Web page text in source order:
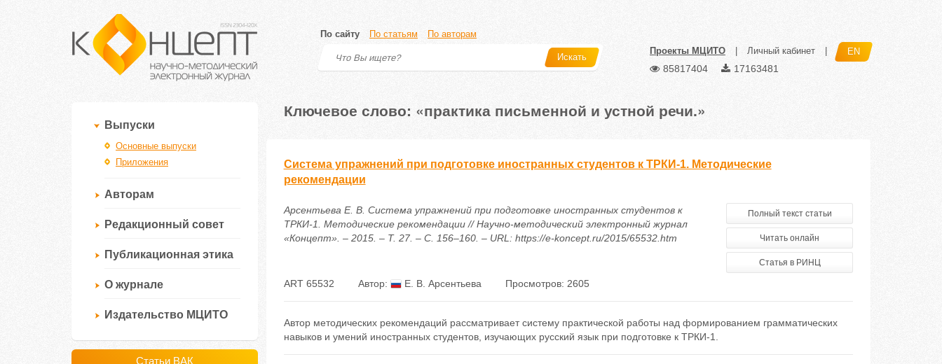
По сайту По статьям По авторам
Искать
Проекты МЦИТО Личный кабинет EN
85817404 17163481
Выпуски
Основные выпуски
Приложения
Авторам
Редакционный совет
Публикационная этика
О журнале
Издательство МЦИТО
Статьи ВАК
Ключевое слово: «практика письменной и устной речи.»
Система упражнений при подготовке иностранных студентов к ТРКИ-1. Методические
рекомендации
Арсентьева Е. В. Система упражнений при подготовке иностранных студентов к
ТРКИ-1. Методические рекомендации // Научно-методический электронный журнал
«Концепт». – 2015. – Т. 27. – С. 156–160. – URL: https://e-koncept.ru/2015/65532.htm
Полный текст статьи
Читать онлайн
Статья в РИНЦ
ART 65532 Автор: Е. В. Арсентьева Просмотров: 2605
Автор методических рекомендаций рассматривает систему практической работы над формированием грамматических
навыков и умений иностранных студентов, изучающих русский язык при подготовке к ТРКИ-1.